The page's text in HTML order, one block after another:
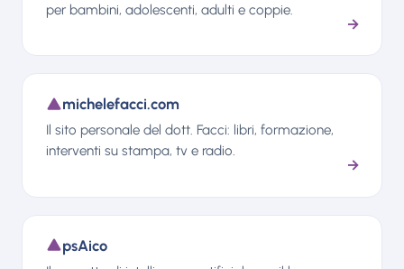
per bambini, adolescenti, adulti e coppie.
→
michelefacci.com
Il sito personale del dott. Facci: libri, formazione,
interventi su stampa, tv e radio.
→
psAico